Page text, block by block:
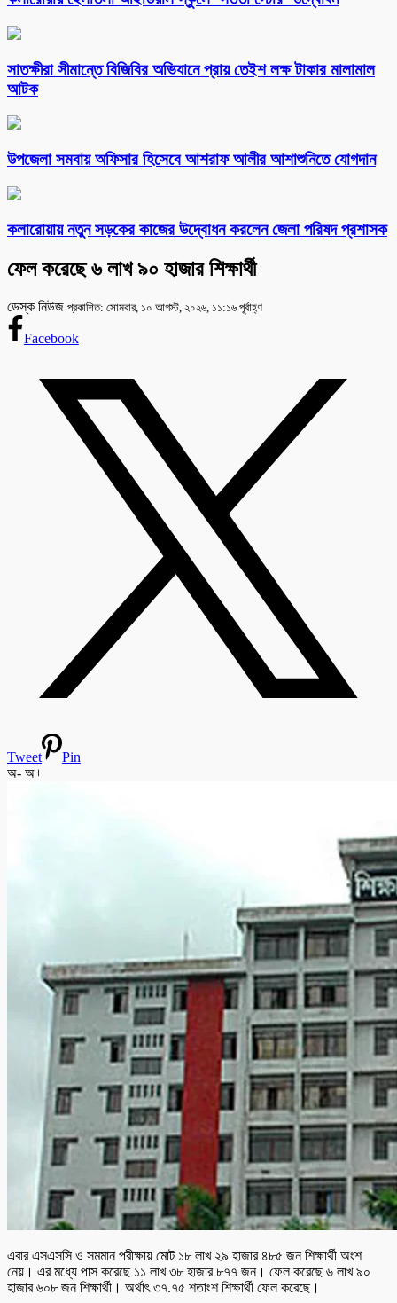
সাতক্ষীরা সীমান্তে বিজিবির অভিযানে প্রায় তেইশ লক্ষ টাকার মালামাল
আটক
উপজেলা সমবায় অফিসার হিসেবে আশরাফ আলীর আশাশুনিতে যোগদান
কলারোয়ায় নতুন সড়কের কাজের উদ্বোধন করলেন জেলা পরিষদ প্রশাসক
ফেল করেছে ৬ লাখ ৯০ হাজার শিক্ষার্থী
ডেস্ক নিউজ প্রকাশিত: সোমবার, ১০ আগস্ট, ২০২৬, ১১:১৬ পূর্বাহ্ণ
Facebook
Tweet
Pin
অ- অ+
এবার এসএসসি ও সমমান পরীক্ষায় মোট ১৮ লাখ ২৯ হাজার ৪৮৫ জন শিক্ষার্থী অংশ
নেয়। এর মধ্যে পাস করেছে ১১ লাখ ৩৮ হাজার ৮৭৭ জন। ফেল করেছে ৬ লাখ ৯০
হাজার ৬০৮ জন শিক্ষার্থী। অর্থাৎ ৩৭.৭৫ শতাংশ শিক্ষার্থী ফেল করেছে।